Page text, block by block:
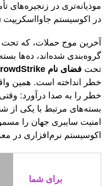
موذیانه‌تری در زنجیره‌های
در اکوسیستم جاوااسکریپت npm - در حال وقوع است.
آخرین موج حملات، که تحت
تحت فضای نام CrowdStrike
خطر انداخته است. همین
خطر را به صدا درآورد:
بسته‌های مرتبط با یکی از
امنیت سایبری جهان را
اکوسیستم نرم‌افزاری در
برای شما